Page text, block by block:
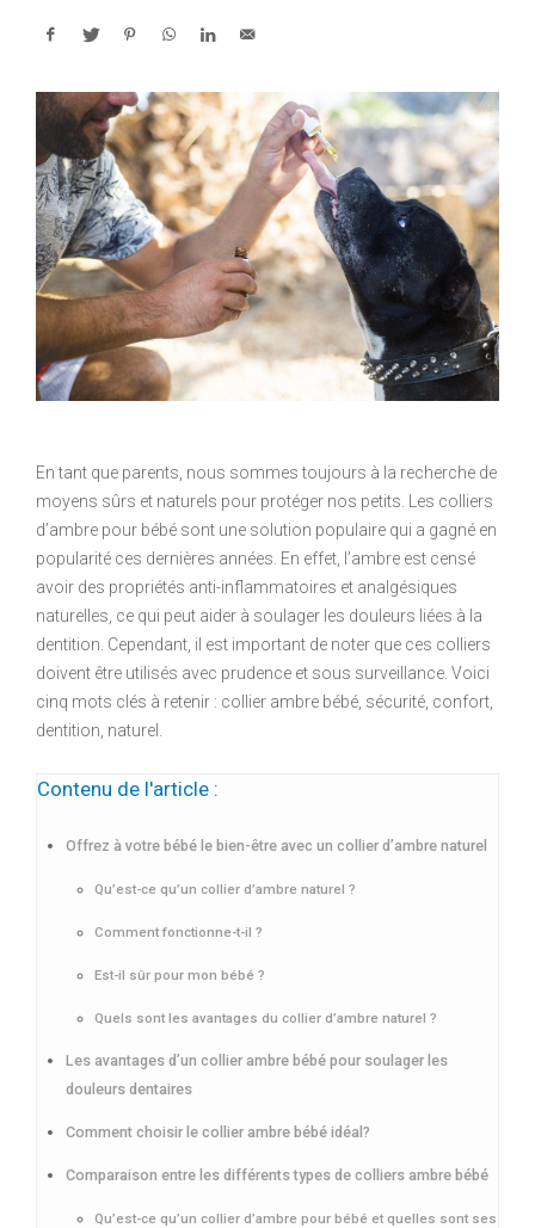
En tant que parents, nous sommes toujours à la recherche de
moyens sûrs et naturels pour protéger nos petits. Les colliers
d’ambre pour bébé sont une solution populaire qui a gagné en
popularité ces dernières années. En effet, l’ambre est censé
avoir des propriétés anti-inflammatoires et analgésiques
naturelles, ce qui peut aider à soulager les douleurs liées à la
dentition. Cependant, il est important de noter que ces colliers
doivent être utilisés avec prudence et sous surveillance. Voici
cinq mots clés à retenir : collier ambre bébé, sécurité, confort,
dentition, naturel.
Contenu de l'article :
Offrez à votre bébé le bien-être avec un collier d’ambre naturel
Qu’est-ce qu’un collier d’ambre naturel ?
Comment fonctionne-t-il ?
Est-il sûr pour mon bébé ?
Quels sont les avantages du collier d’ambre naturel ?
Les avantages d’un collier ambre bébé pour soulager les
douleurs dentaires
Comment choisir le collier ambre bébé idéal?
Comparaison entre les différents types de colliers ambre bébé
Qu’est-ce qu’un collier d’ambre pour bébé et quelles sont ses